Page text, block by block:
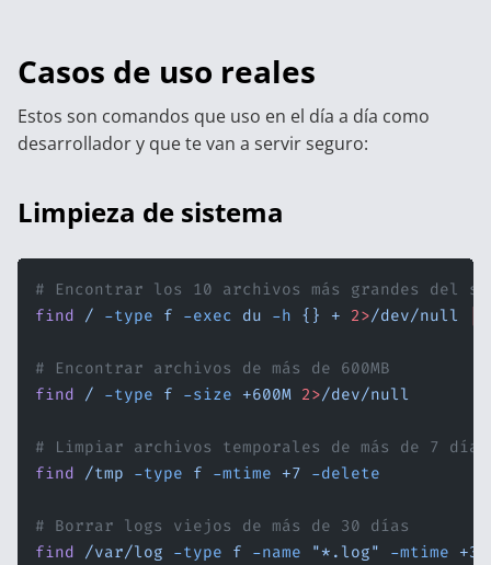
Casos de uso reales
Estos son comandos que uso en el día a día como
desarrollador y que te van a servir seguro:
Limpieza de sistema
# Encontrar los 10 archivos más grandes del
find / -type f -exec du -h {} + 2>/dev/null
# Encontrar archivos de más de 600MB
find / -type f -size +600M 2>/dev/null
# Limpiar archivos temporales de más de 7 días
find /tmp -type f -mtime +7 -delete
# Borrar logs viejos de más de 30 días
find /var/log -type f -name "*.log" -mtime +30